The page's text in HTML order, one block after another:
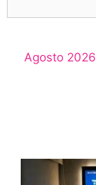
Agosto 2026